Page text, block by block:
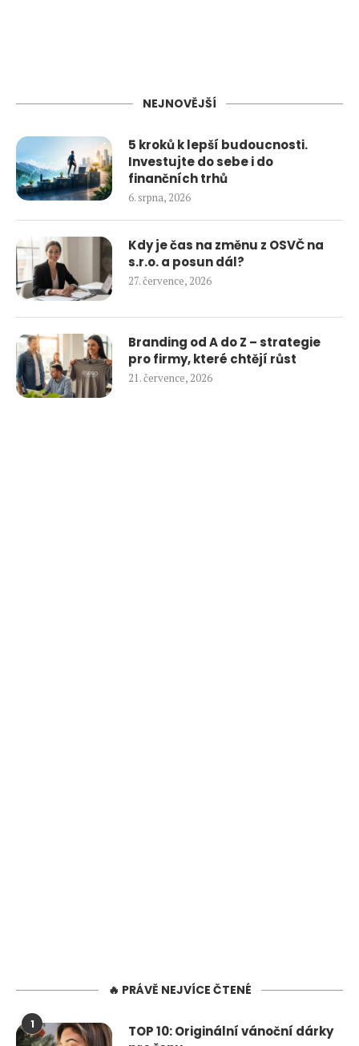
NEJNOVĚJŠÍ
5 kroků k lepší budoucnosti.
Investujte do sebe i do
finančních trhů
6. srpna, 2026
Kdy je čas na změnu z OSVČ na
s.r.o. a posun dál?
27. července, 2026
Branding od A do Z – strategie
pro firmy, které chtějí růst
21. července, 2026
🔥 PRÁVĚ NEJVÍCE ČTENÉ
1
TOP 10: Originální vánoční dárky